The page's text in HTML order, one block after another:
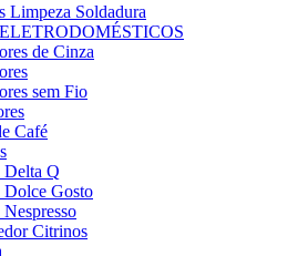
Limpeza Soldadura
de Cinza
sem Fio
Café
Delta Q
Dolce Gosto
Citrinos